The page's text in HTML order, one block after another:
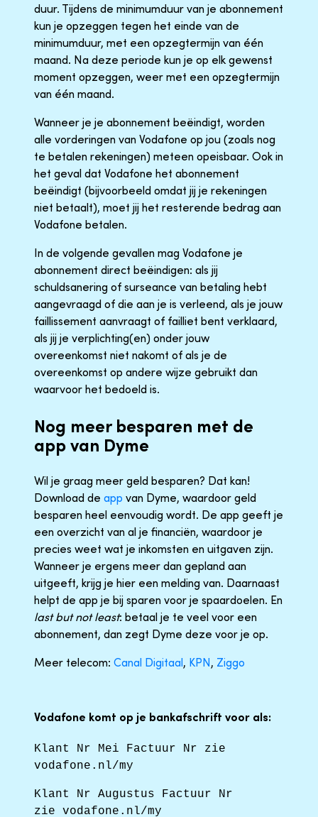
duur. Tijdens de minimumduur van je abonnement
kun je opzeggen tegen het einde van de
minimumduur, met een opzegtermijn van één
maand. Na deze periode kun je op elk gewenst
moment opzeggen, weer met een opzegtermijn
van één maand.
Wanneer je je abonnement beëindigt, worden
alle vorderingen van Vodafone op jou (zoals nog
te betalen rekeningen) meteen opeisbaar. Ook in
het geval dat Vodafone het abonnement
beëindigt (bijvoorbeeld omdat jij je rekeningen
niet betaalt), moet jij het resterende bedrag aan
Vodafone betalen.
In de volgende gevallen mag Vodafone je
abonnement direct beëindigen: als jij
schuldsanering of surseance van betaling hebt
aangevraagd of die aan je is verleend, als je jouw
faillissement aanvraagt of failliet bent verklaard,
als jij je verplichting(en) onder jouw
overeenkomst niet nakomt of als je de
overeenkomst op andere wijze gebruikt dan
waarvoor het bedoeld is.
Nog meer besparen met de
app van Dyme
Wil je graag meer geld besparen? Dat kan!
Download de app van Dyme, waardoor geld
besparen heel eenvoudig wordt. De app geeft je
een overzicht van al je financiën, waardoor je
precies weet wat je inkomsten en uitgaven zijn.
Wanneer je ergens meer dan gepland aan
uitgeeft, krijg je hier een melding van. Daarnaast
helpt de app je bij sparen voor je spaardoelen. En
last but not least: betaal je te veel voor een
abonnement, dan zegt Dyme deze voor je op.
Meer telecom: Canal Digitaal, KPN, Ziggo
Vodafone komt op je bankafschrift voor als:
Klant Nr Mei Factuur Nr zie
vodafone.nl/my
Klant Nr Augustus Factuur Nr
zie vodafone.nl/my